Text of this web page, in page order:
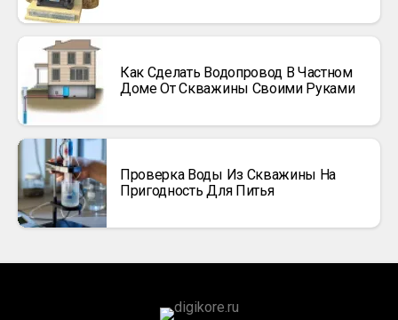
Как Сделать Водопровод В Частном
Доме От Скважины Своими Руками
Проверка Воды Из Скважины На
Пригодность Для Питья